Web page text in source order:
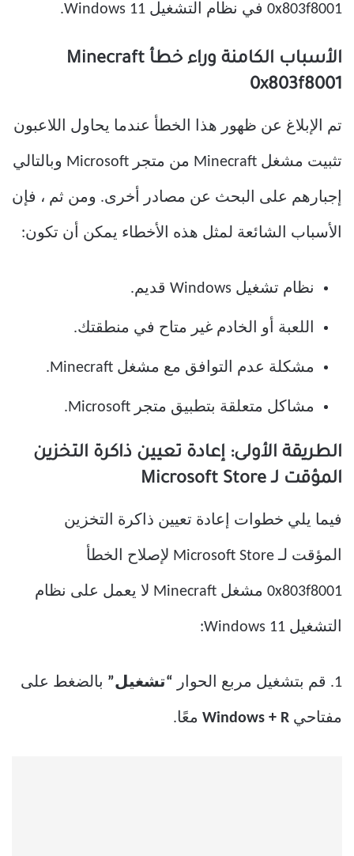
0x803f8001 في نظام التشغيل Windows 11.
الأسباب الكامنة وراء خطأ Minecraft
0x803f8001
تم الإبلاغ عن ظهور هذا الخطأ عندما يحاول اللاعبون
تثبيت مشغل Minecraft من متجر Microsoft وبالتالي
إجبارهم على البحث عن مصادر أخرى. ومن ثم ، فإن
الأسباب الشائعة لمثل هذه الأخطاء يمكن أن تكون:
نظام تشغيل Windows قديم.
اللعبة أو الخادم غير متاح في منطقتك.
مشكلة عدم التوافق مع مشغل Minecraft.
مشاكل متعلقة بتطبيق متجر Microsoft.
الطريقة الأولى: إعادة تعيين ذاكرة التخزين
المؤقت لـ Microsoft Store
فيما يلي خطوات إعادة تعيين ذاكرة التخزين
المؤقت لـ Microsoft Store لإصلاح الخطأ
0x803f8001 مشغل Minecraft لا يعمل على نظام
التشغيل Windows 11:
1. قم بتشغيل مربع الحوار “تشغيل” بالضغط على
مفتاحي Windows + R معًا.